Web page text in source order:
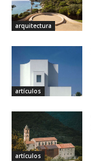
arquitectura
artículos
artículos